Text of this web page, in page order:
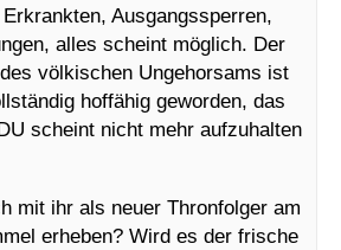
Ausgangssperren,
alles scheint möglich. Der
völkischen Ungehorsams ist
hoffähig geworden, das
scheint nicht mehr aufzuhalten
mit ihr als neuer Thronfolger am
erheben? Wird es der frische